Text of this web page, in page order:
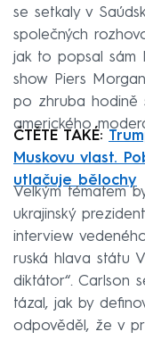
se setkaly v
společných
jak to popsal sám
show Piers
po zhruba hodině
amerického
ČTĚTE TAKÉ:
Muskovu vlast.
utlačuje bělochy
Velkým tématem
ukrajinský
interview
ruská hlava státu
diktátor“. Carlson
tázal, jak by
odpověděl, že v